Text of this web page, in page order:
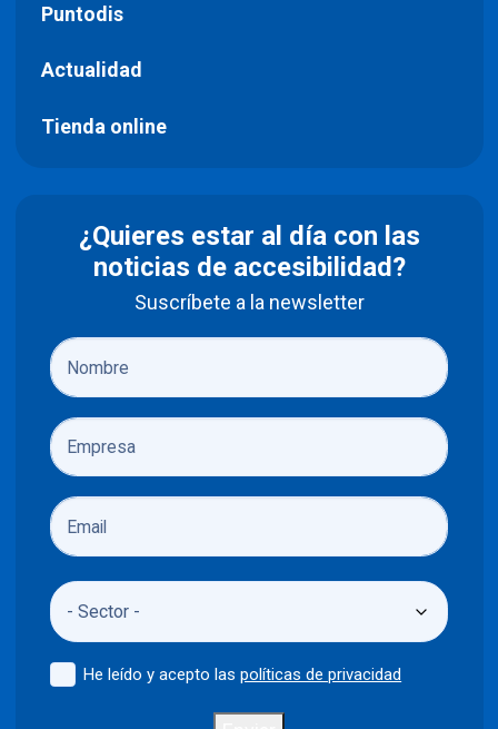
Puntodis
Actualidad
Tienda online
¿Quieres estar al día con las
noticias de accesibilidad?
Suscríbete a la newsletter
He leído y acepto laspolíticas de privacidad